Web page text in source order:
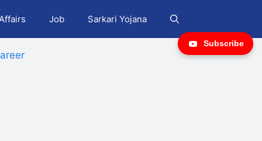
Job Sarkari Yojana
Subscribe